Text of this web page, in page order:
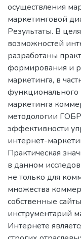
осуществления
маркетинговой
Результаты. В
возможностей
разработаны
формирования и
маркетинга, в
функционального
маркетинга
методологии
эффективности
интернет-
Практическая
в данном
не только для
множества
собственные
инструментарий
Интернете